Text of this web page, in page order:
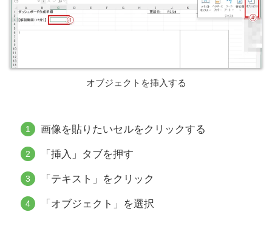
オブジェクトを挿入する
画像を貼りたいセルをクリックする
「挿入」タブを押す
「テキスト」をクリック
「オブジェクト」を選択